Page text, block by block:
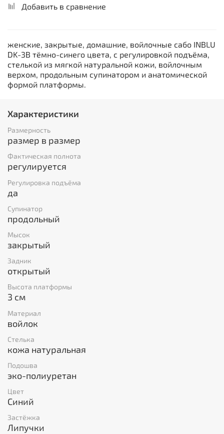
Добавить в сравнение
женские, закрытые, домашние, войлочные сабо INBLU
DK-3B тёмно-синего цвета, с регулировкой подъёма,
стелькой из мягкой натуральной кожи, войлочным
верхом, продольным супинатором и анатомической
формой платформы.
Характеристики
Размерность
размер в размер
Фактическая полнота
регулируется
Регулировка подъёма
да
Супинатор
продольный
Мысок
закрытый
Задник
открытый
Высота платформы
3 см
Материал
войлок
Стелька
кожа натуральная
Подошва
эко-полиуретан
Цвет
Синий
Застёжка
Липучки